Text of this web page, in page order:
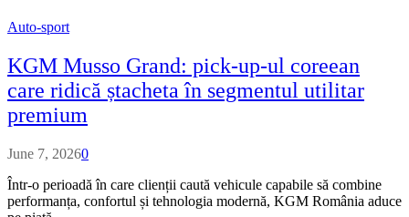
Auto-sport
KGM Musso Grand: pick-up-ul coreean
care ridică ștacheta în segmentul utilitar
premium
June 7, 20260
Într-o perioadă în care clienții caută vehicule capabile să combine
performanța, confortul și tehnologia modernă, KGM România aduce